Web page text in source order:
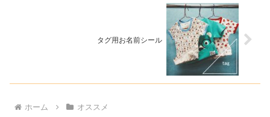
タグ用お名前シール
ホーム オススメ